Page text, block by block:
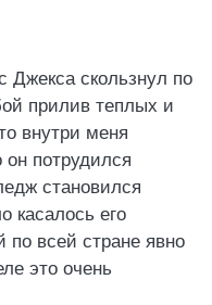
Джекса скользнул по
прилив теплых и
внутри меня
потрудился
становился
касалось его
всей стране явно
это очень